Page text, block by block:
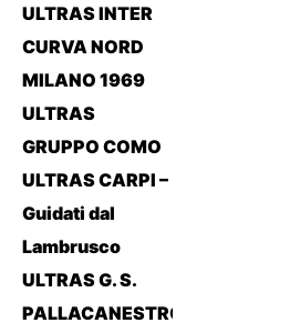
ULTRAS INTER
CURVA NORD
MILANO 1969
ULTRAS
GRUPPO COMO
ULTRAS CARPI –
Guidati dal
Lambrusco
ULTRAS G. S.
PALLACANESTRO